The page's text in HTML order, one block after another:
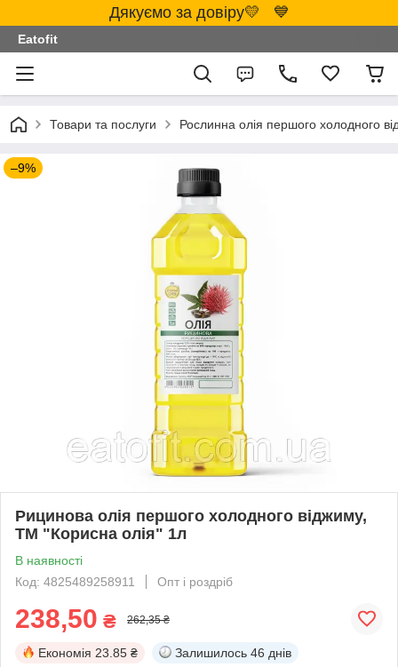
Дякуємо за довіру💛 💙
Eatofit
Товари та послуги Рослинна олія першого холодного
–9%
Рицинова олія першого холодного віджиму,
ТМ "Корисна олія" 1л
В наявності
Код: 4825489258911
Опт і роздріб
238,50 ₴ 262,35 ₴
Економія 23.85 ₴ Залишилось 46 днів